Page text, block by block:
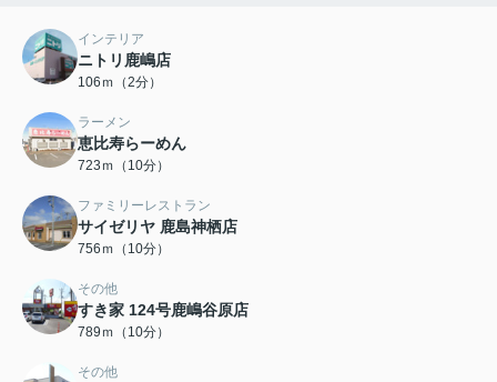
インテリア
ニトリ鹿嶋店
106ｍ（2分）
ラーメン
恵比寿らーめん
723ｍ（10分）
ファミリーレストラン
サイゼリヤ 鹿島神栖店
756ｍ（10分）
その他
すき家 124号鹿嶋谷原店
789ｍ（10分）
その他